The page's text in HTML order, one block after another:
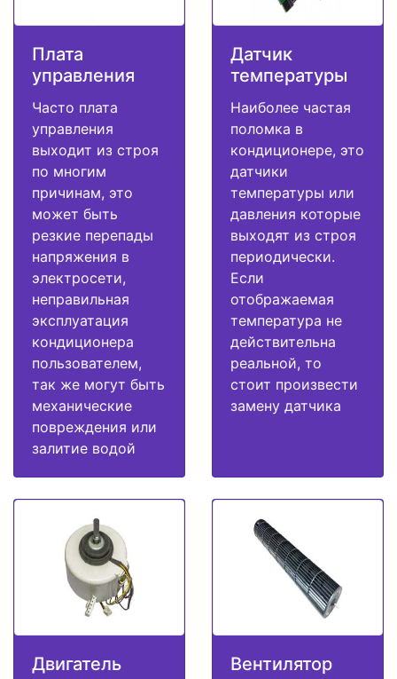
Плата
управления
Часто плата
управления
выходит из строя
по многим
причинам, это
может быть
резкие перепады
напряжения в
электросети,
неправильная
эксплуатация
кондиционера
пользователем,
так же могут быть
механические
повреждения или
залитие водой
Датчик
температуры
Наиболее частая
поломка в
кондиционере, это
датчики
температуры или
давления которые
выходят из строя
периодически.
Если
отображаемая
температура не
действительна
реальной, то
стоит произвести
замену датчика
Двигатель Вентилятор